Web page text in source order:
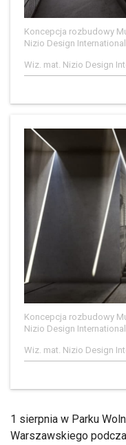
Koncepcja rozbudowy
Nizio Design International
Wiz. mat. Nizio Design
Koncepcja rozbudowy
Nizio Design International
Wiz. mat. Nizio Design
1 sierpnia w Parku
Warszawskiego